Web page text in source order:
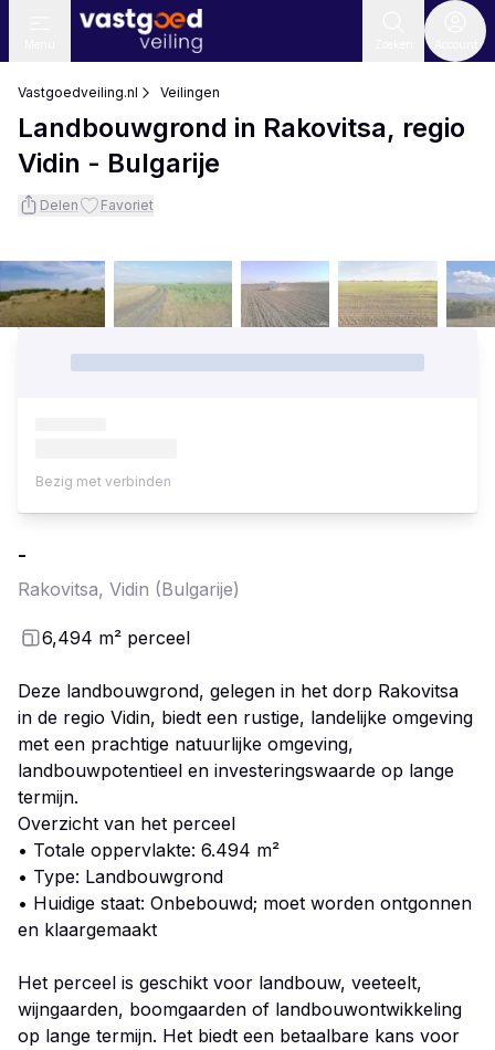
Vastgoedveiling.nl Veilingen
Landbouwgrond in Rakovitsa, regio
Vidin - Bulgarije
Delen Favoriet
-
Rakovitsa, Vidin (Bulgarije)
6,494 m² perceel
Deze landbouwgrond, gelegen in het dorp Rakovitsa
in de regio Vidin, biedt een rustige, landelijke omgeving
met een prachtige natuurlijke omgeving,
landbouwpotentieel en investeringswaarde op lange
termijn.
Overzicht van het perceel
• Totale oppervlakte: 6.494 m²
• Type: Landbouwgrond
• Huidige staat: Onbebouwd; moet worden ontgonnen
en klaargemaakt
Het perceel is geschikt voor landbouw, veeteelt,
wijngaarden, boomgaarden of landbouwontwikkeling
op lange termijn. Het biedt een betaalbare kans voor
Bezig met verbinden